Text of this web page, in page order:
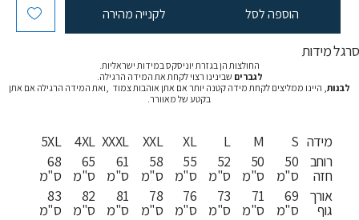
הוספה לסל לקנייה מהירה
סרגל מידות
החולצות הן בגזרת יוניסקס במידות ישראליות.
לגברים שבינינו רצוי לקחת את המידה הרגילה.
לבנות, היינו ממליצים לקחת מידה קטנה יותר אם אתן אוהבות צמוד ,ואת המידה הרגילה אם אתן
בקטע של מאוורר.
5XL
68
ס"מ
83
ס"מ
4XL
65
ס"מ
82
ס"מ
XXXL
61
ס"מ
81
ס"מ
XXL
58
ס"מ
78
ס"מ
XL
55
ס"מ
76
ס"מ
L
52
ס"מ
73
ס"מ
M
50
ס"מ
71
ס"מ
S
50
ס"מ
69
ס"מ
מידה
רוחב
חזה
אורך
גוף